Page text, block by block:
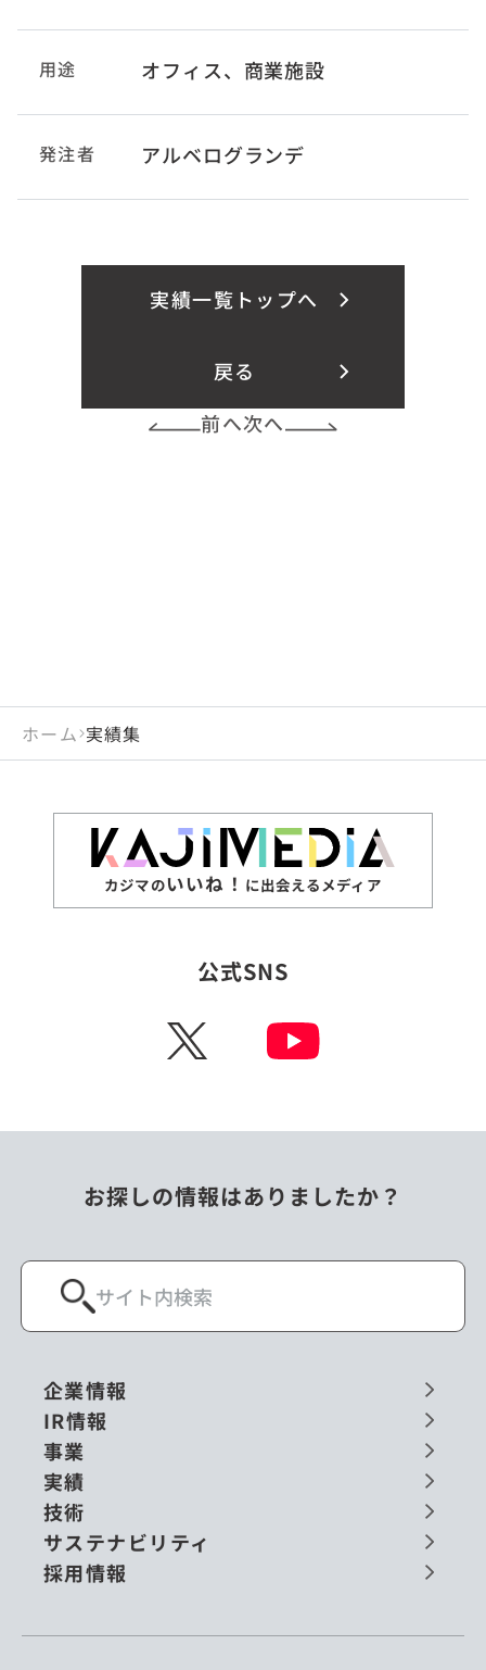
用途 オフィス、商業施設
発注者 アルベログランデ
実績一覧トップへ
戻る
前へ次へ
ホーム 実績集
カジマのいいね！ に出会えるメディア
公式SNS
X
お探しの情報はありましたか？
企業情報
IR情報
事業
実績
技術
サステナビリティ
採用情報